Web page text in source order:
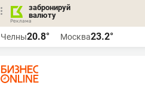
забронируй
валюту
Челны20.8° Москва23.2°